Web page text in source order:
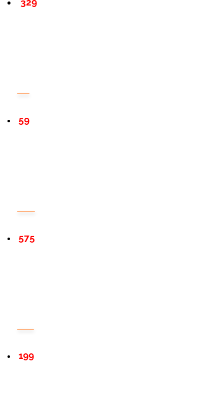
59
575
199